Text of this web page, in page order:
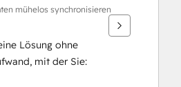
mühelos synchronisieren
Lösung ohne
mit der Sie: